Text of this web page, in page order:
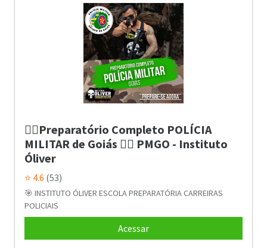
👮‍♂️Preparatório Completo POLÍCIA
MILITAR de Goiás 👮‍♂️ PMGO - Instituto
Óliver
⭐ 4.6 (53)
🎯 INSTITUTO ÓLIVER ESCOLA PREPARATÓRIA CARREIRAS
POLICIAIS
Acessar